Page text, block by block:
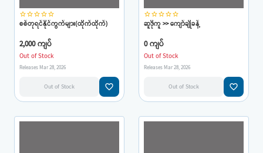
star_borderstar_borderstar_borderstar_borderstar_border
စစ်တုရင်နိုင်ကွက်များ(ထိုက်ထိုက်)
2,000 ကျပ်
Out of Stock
Releases Mar 28, 2026
Out of Stock favorite_border
star_borderstar_borderstar_borderstar_borderstar_border
ဆူဒိုကူ >> ကျော်ချိုခန့်
0 ကျပ်
Out of Stock
Releases Mar 28, 2026
Out of Stock favorite_border